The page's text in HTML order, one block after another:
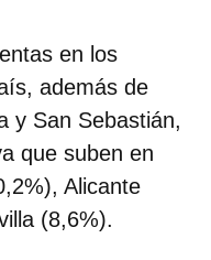
en los
además de
y San Sebastián,
que suben en
Alicante
(8,6%).